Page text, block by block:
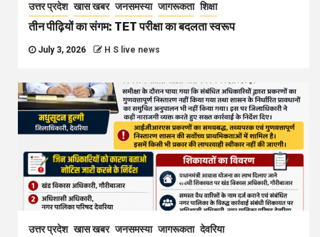
उत्तर प्रदेश खास खबर जनसमस्या जागरूकता शिक्षा
तीन पीढ़ियों का संगम: TET परीक्षा का बदलता स्वरूप
July 3, 2026 H S live news
उत्तर प्रदेश खास खबर जनसमस्या जागरूकता देवरिया